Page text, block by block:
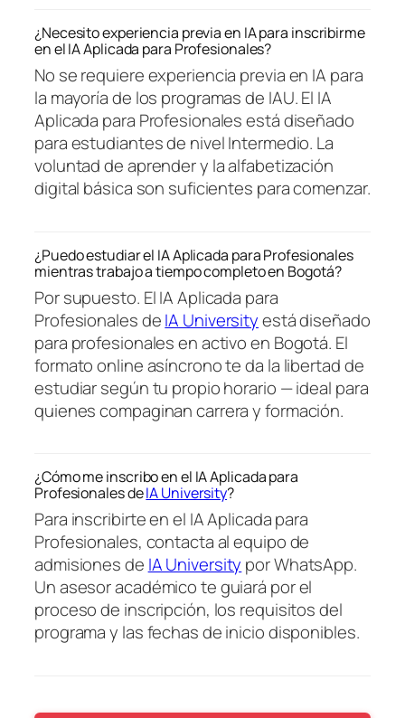
¿Necesito experiencia previa en IA para inscribirme
en el IA Aplicada para Profesionales?
No se requiere experiencia previa en IA para
la mayoría de los programas de IAU. El IA
Aplicada para Profesionales está diseñado
para estudiantes de nivel Intermedio. La
voluntad de aprender y la alfabetización
digital básica son suficientes para comenzar.
¿Puedo estudiar el IA Aplicada para Profesionales
mientras trabajo a tiempo completo en Bogotá?
Por supuesto. El IA Aplicada para
Profesionales deIA Universityestá diseñado
para profesionales en activo en Bogotá. El
formato online asíncrono te da la libertad de
estudiar según tu propio horario — ideal para
quienes compaginan carrera y formación.
¿Cómo me inscribo en el IA Aplicada para
Profesionales deIA University?
Para inscribirte en el IA Aplicada para
Profesionales, contacta al equipo de
admisiones de IA University por WhatsApp.
Un asesor académico te guiará por el
proceso de inscripción, los requisitos del
programa y las fechas de inicio disponibles.